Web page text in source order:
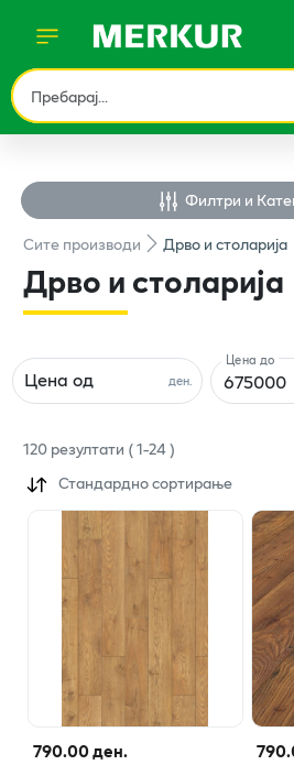
Филтри и
Ситепроизводи Дрво и столарија
Дрво и столарија
ден.
Цена од
Цена до
120резултати (1-24)
Стандардно сортирање
790.00 ден.